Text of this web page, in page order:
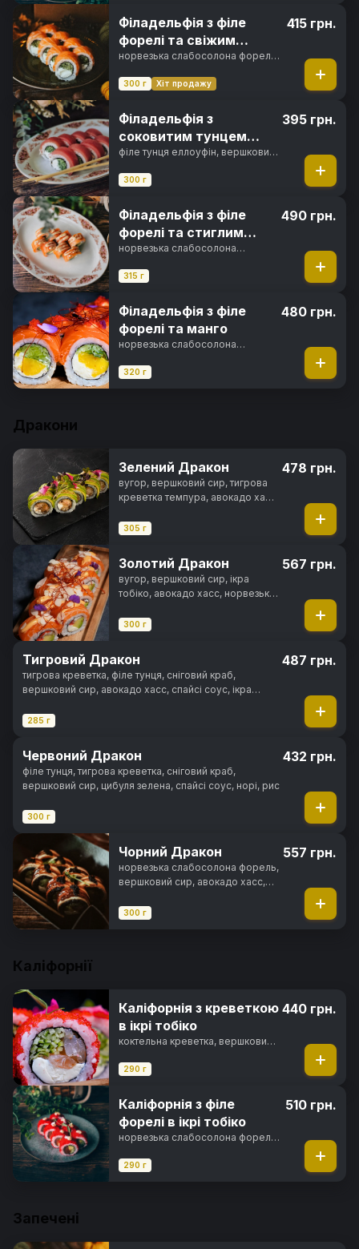
Філадельфія з філе
форелі та свіжим
огірком
норвезька слабосолона форель,
норі, рис
300 г Хіт продажу
415 грн.
Філадельфія з
соковитим тунцем
Еллоуфін
філе тунця еллоуфін, вершковий
300 г
395 грн.
Філадельфія з філе
форелі та стиглим
авокадо
норвезька слабосолона
авокадо хасс, горіховий соус,
315 г
490 грн.
Філадельфія з філе
форелі та манго
норвезька слабосолона
огірок, манго, ікра тобіко,
320 г
480 грн.
Дракони
Зелений Дракон
вугор, вершковий сир, тигрова
креветка темпура, авокадо хасс,
305 г
478 грн.
Золотий Дракон
вугор, вершковий сир, ікра
тобіко, авокадо хасс, норвезька
японський
300 г
567 грн.
Тигровий Дракон
тигрова креветка, філе тунця, сніговий краб,
вершковий сир, авокадо хасс, спайсі соус, ікра
285 г
487 грн.
Червоний Дракон
філе тунця, тигрова креветка, сніговий краб,
вершковий сир, цибуля зелена, спайсі соус, норі, рис
300 г
432 грн.
Чорний Дракон
норвезька слабосолона форель,
вершковий сир, авокадо хасс,
норі, рис
300 г
557 грн.
Каліфорнії
Каліфорнія з креветкою
в ікрі тобіко
коктельна креветка, вершковий
майонез японський, норі, рис
290 г
440 грн.
Каліфорнія з філе
форелі в ікрі тобіко
норвезька слабосолона форель,
тобіко, майонез японський, норі,
290 г
510 грн.
Запечені